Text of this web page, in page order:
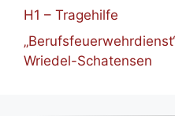
H1 – Tragehilfe
Wriedel-Schatensen